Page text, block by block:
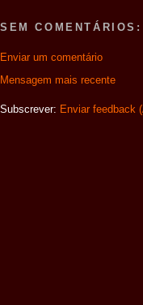
SEM COMENTÁRIOS:
Enviar um comentário
Mensagem mais recente
Subscrever: Enviar feedback